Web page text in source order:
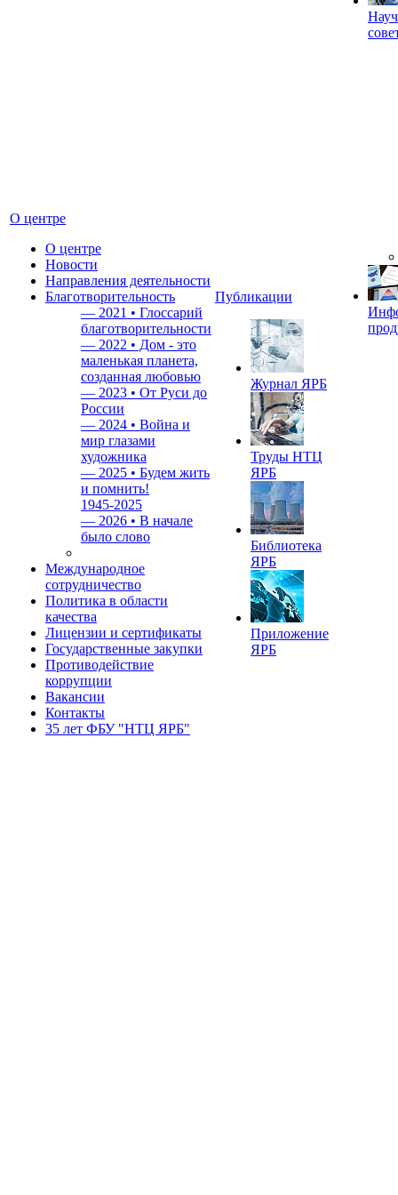
О центре
О центре
Новости
Направления деятельности
Благотворительность
— 2021 • Глоссарий
благотворительности
— 2022 • Дом - это
маленькая планета,
созданная любовью
— 2023 • От Руси до
России
— 2024 • Война и
мир глазами
художника
— 2025 • Будем жить
и помнить!
1945-2025
— 2026 • В начале
было слово
Международное
сотрудничество
Политика в области
качества
Лицензии и сертификаты
Государственные закупки
Противодействие
коррупции
Вакансии
Контакты
35 лет ФБУ "НТЦ ЯРБ"
Публикации
Журнал ЯРБ
Труды НТЦ
ЯРБ
Библиотека
ЯРБ
Приложение
ЯРБ